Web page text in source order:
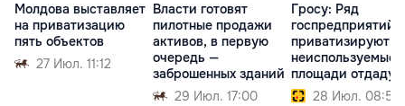
Молдова выставляет
на приватизацию
пять объектов
27 Июл. 11:12
Власти готовят
пилотные продажи
активов, в первую
очередь —
заброшенных зданий
29 Июл. 17:00
Гросу: Ряд
госпредприятий
приватизируют, а
неиспользуемые
площади отдадут
инвесторам
28 Июл. 08:57